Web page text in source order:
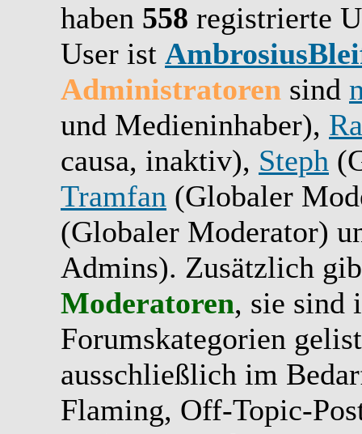
haben 558 registrierte
User ist
Administratoren sind
und Medieninhaber),
causa, inaktiv), Steph
Tramfan (Globaler
(Globaler Moderator)
Admins). Zusätzlich
Moderatoren, sie sind
Forumskategorien
ausschließlich im
Flaming, Off-Topic-